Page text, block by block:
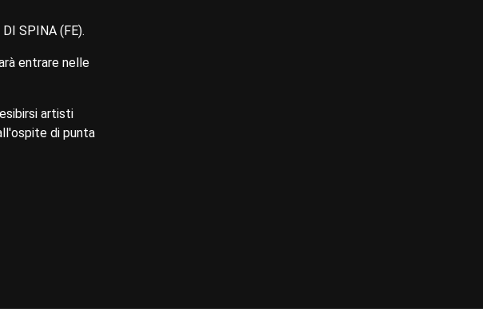
SPINA (FE).
entrare nelle
artisti
di punta